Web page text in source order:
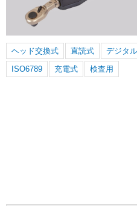
ヘッド交換式 直読式
デジタ
ISO6789
充電式 検査用